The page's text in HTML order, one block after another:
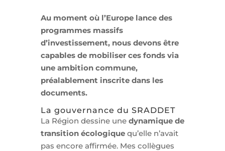
Au moment où l’Europe lance des
programmes massifs
d’investissement, nous devons être
capables de mobiliser ces fonds via
une ambition commune,
préalablement inscrite dans les
documents.
La gouvernance du SRADDET
La Région dessine une dynamique de
transition écologiquequ’elle n’avait
pas encore affirmée. Mes collègues